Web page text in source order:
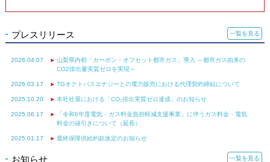
プレスリリース 一覧を見る
2026.04.07
山梨県内初「カーボン・オフセット都市ガス」導入 ～都市ガス由来の
CO2排出量実質ゼロを実現～
2026.03.17 TGオクトパスエナジーとの電力販売における代理契約締結について
2025.10.20 本社社屋における「CO₂排出実質ゼロ達成」のお知らせ
2025.06.17
「令和6年度電気・ガス料金負担軽減支援事業」に伴うガス料金・電気
料金の値引きについて（延長）
2025.01.17 最終保障供給約款改定のお知らせ
お知らせ 一覧を見る